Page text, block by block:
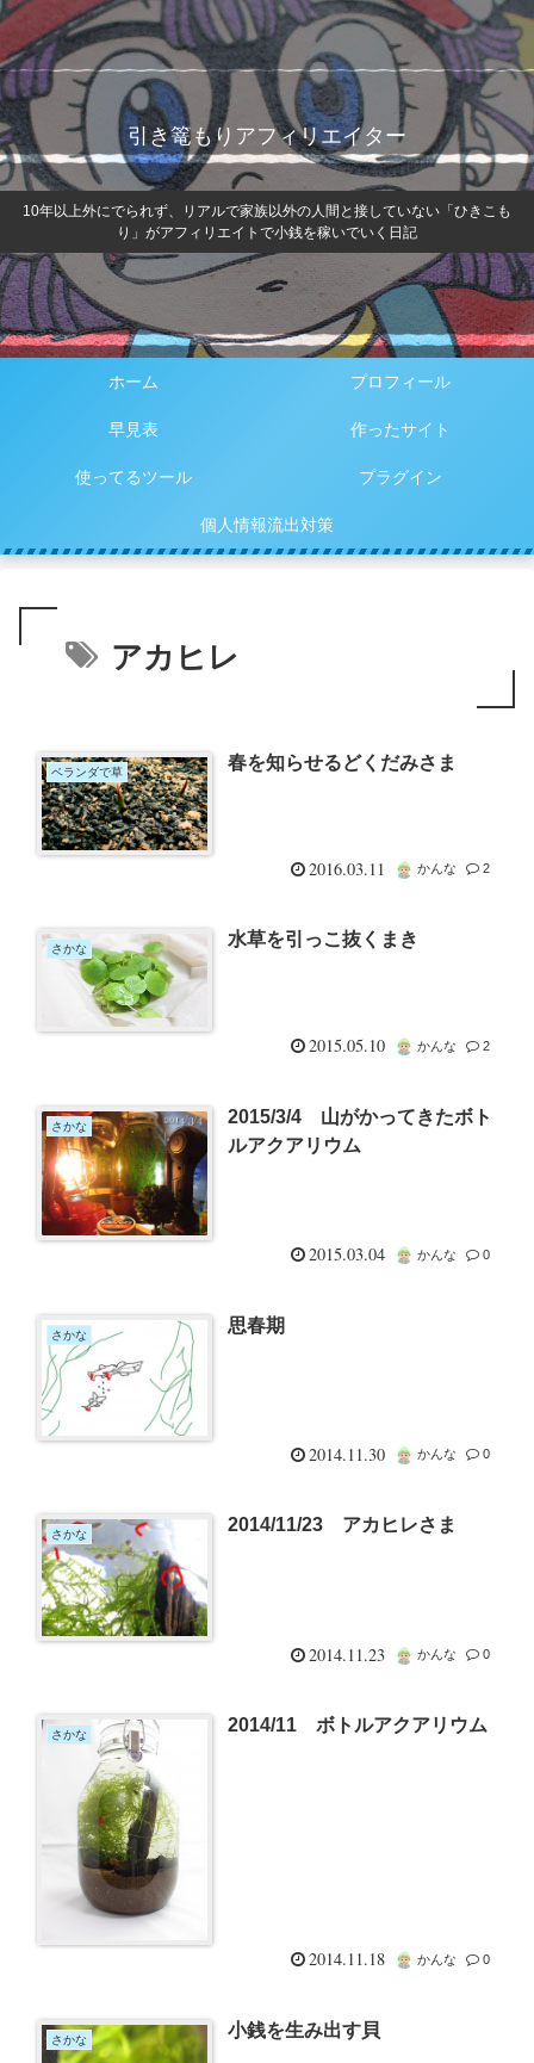
引き篭もりアフィリエイター
10年以上外にでられず、リアルで家族以外の人間と接していない「ひきこも
り」がアフィリエイトで小銭を稼いでいく日記
ホーム プロフィール
早見表 作ったサイト
使ってるツール プラグイン
個人情報流出対策
アカヒレ
ベランダで草 春を知らせるどくだみさま
2016.03.11 かんな 2
さかな 水草を引っこ抜くまき
2015.05.10 かんな 2
さかな
2015/3/4 山がかってきたボト
ルアクアリウム
2015.03.04 かんな 0
さかな 思春期
2014.11.30 かんな 0
さかな 2014/11/23 アカヒレさま
2014.11.23 かんな 0
さかな 2014/11 ボトルアクアリウム
2014.11.18 かんな 0
さかな 小銭を生み出す貝